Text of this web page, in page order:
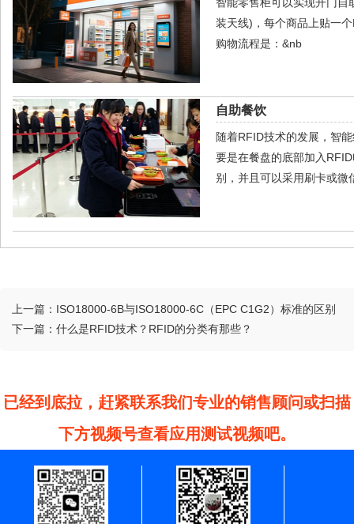
装天线)，每个商品上贴一
购物流程是：&nb
自助餐饮
随着RFID技术的发展，智
要是在餐盘的底部加入
别，并且可以采用刷卡或微
上一篇： ISO18000-6B与ISO18000-6C（EPC C1G2）标准的区别
下一篇： 什么是RFID技术？RFID的分类有那些？
已经到底拉，赶紧联系我们专业的销售顾问或扫描
下方视频号查看应用测试视频吧。